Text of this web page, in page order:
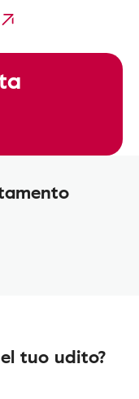
tuo udito?